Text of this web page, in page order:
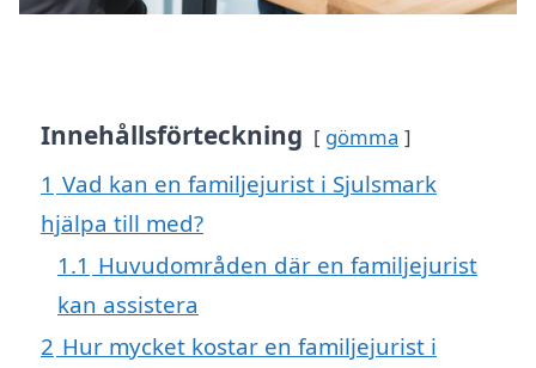
Innehållsförteckning gömma
1 Vad kan en familjejurist i Sjulsmark
hjälpa till med?
1.1 Huvudområden där en familjejurist
kan assistera
2 Hur mycket kostar en familjejurist i